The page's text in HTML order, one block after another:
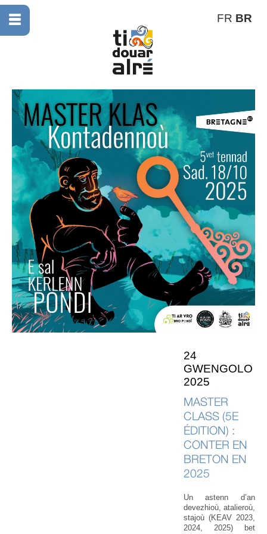
FR BR
24
GWENGOLO
2025
MASTER
CLASS (5E
ÉDITION) :
CONTER EN
BRETON EN
2025
Un astenn d’an
devezhioù, atalieroù,
stajoù (KEAV 2023,
2024, 2025) bet